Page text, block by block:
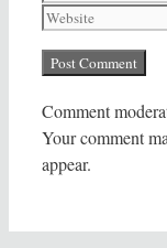
Comment
Your comment
appear.